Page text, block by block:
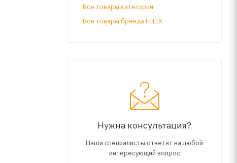
Все товары категории
Все товары бренда FELIX
Нужна консультация?
Наши специалисты ответят на любой
интересующий вопрос